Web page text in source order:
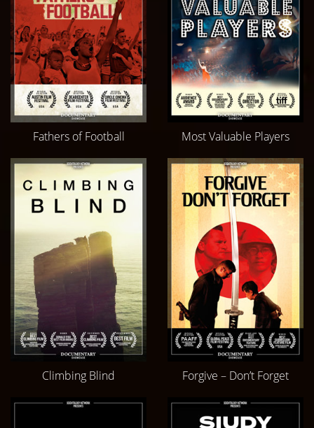
Fathers of Football Most Valuable Players
Climbing Blind Forgive – Don’t Forget